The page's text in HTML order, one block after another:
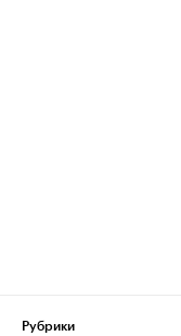
Рубрики